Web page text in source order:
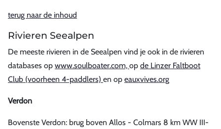
terug naar de inhoud
Rivieren Seealpen
De meeste rivieren in de Seealpen vind je ook in de rivieren
databases op www.soulboater.com, op de Linzer Faltboot
Club (voorheen 4-paddlers) en op eauxvives.org
Verdon
Bovenste Verdon: brug boven Allos - Colmars 8 km WW III-